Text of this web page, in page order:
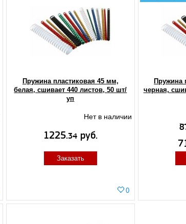
Пружина пластиковая 45 мм,
белая, сшивает 440 листов, 50 шт/
уп
Нет в наличии
0
1225.34руб.
Заказать
Пружина
черная,